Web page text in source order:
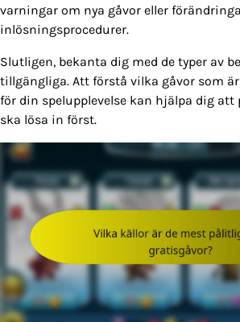
varningar om nya gåvor eller
inlösningsprocedurer.
Slutligen, bekanta dig med de typer av
tillgängliga. Att förstå vilka gåvor som
för din spelupplevelse kan hjälpa dig
ska lösa in först.